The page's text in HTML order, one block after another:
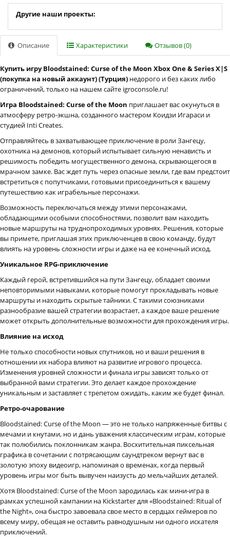
Другие наши проекты:
Описание Характеристики Отзывов (0)
Купить игру Bloodstained: Curse of the Moon Xbox One & Series X|S
(покупка на новый аккаунт) (Турция) недорого и без каких либо
ограничений, только на нашем сайте igroconsole.ru!
Игра Bloodstained: Curse of the Moon приглашает вас окунуться в
атмосферу ретро-экшна, созданного мастером Коидзи Игараси и
студией Inti Creates.
Отправляйтесь в захватывающее приключение в роли Зангецу,
охотника на демонов, который испытывает сильную ненависть и
решимость победить могущественного демона, скрывающегося в
мрачном замке. Вас ждет путь через опасные земли, где вам предстоит
встретиться с попутчиками, готовыми присоединиться к вашему
путешествию как играбельные персонажи.
Возможность переключаться между этими персонажами,
обладающими особыми способностями, позволит вам находить
новые маршруты на труднопроходимых уровнях. Решения, которые
вы примете, приглашая этих приключенцев в свою команду, будут
влиять на уровень сложности игры и даже на ее конечный исход.
Уникальное RPG-приключение
Каждый герой, встретившийся на пути Зангецу, обладает своими
неповторимыми навыками, которые помогут прокладывать новые
маршруты и находить скрытые тайники. С такими союзниками
разнообразие вашей стратегии возрастает, а каждое ваше решение
может открыть дополнительные возможности для прохождения игры.
Влияние на исход
Не только способности новых спутников, но и ваши решения в
отношении их набора влияют на развитие игрового процесса.
Изменения уровней сложности и финала игры зависят только от
выбранной вами стратегии. Это делает каждое прохождение
уникальным и заставляет с трепетом ожидать, каким же будет финал.
Ретро-очарование
Bloodstained: Curse of the Moon — это не только напряженные битвы с
мечами и кнутами, но и дань уважения классическим играм, которые
так полюбились поклонникам жанра. Восхитительная пиксельная
графика в сочетании с потрясающим саундтреком вернут вас в
золотую эпоху видеоигр, напоминая о временах, когда первый
уровень игры мог быть вывучен наизусть до мельчайших деталей.
Хотя Bloodstained: Curse of the Moon зародилась как мини-игра в
рамках успешной кампании на Kickstarter для «Bloodstained: Ritual of
the Night», она быстро завоевала свое место в сердцах геймеров по
всему миру, обещая не оставить равнодушным ни одного искателя
приключений.